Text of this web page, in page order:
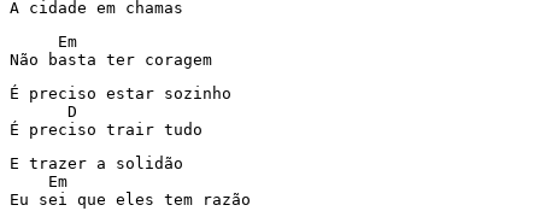
     Em
Não basta ter coragem
É preciso estar sozinho
      D
É preciso trair tudo
E trazer a solidão
    Em
Eu sei que eles tem razão